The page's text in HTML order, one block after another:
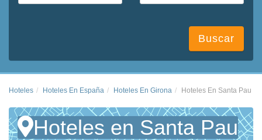
Buscar
Hoteles Hoteles En España Hoteles En Girona Hoteles En Santa Pau
Hoteles en Santa Pau